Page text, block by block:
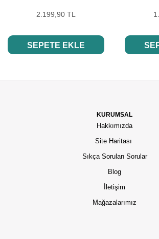
2.199,90 TL
SEPETE EKLE
KURUMSAL
Hakkımızda
Site Haritası
Sıkça Sorulan Sorular
Blog
İletişim
Mağazalarımız